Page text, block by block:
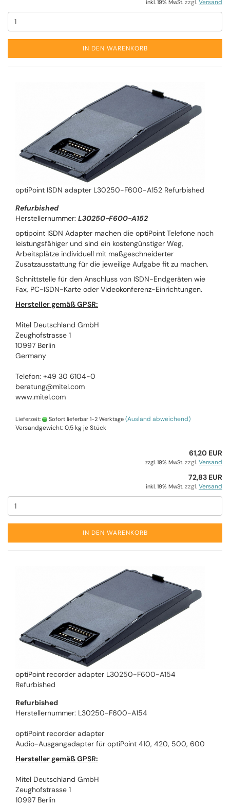
inkl. 19% MwSt. zzgl.Versand
IN DEN WARENKORB
optiPoint ISDN adapter L30250-F600-A152 Refurbished
Refurbished
Herstellernummer: L30250-F600-A152
optipoint ISDN Adapter machen die optiPoint Telefone noch
leistungsfähiger und sind ein kostengünstiger Weg,
Arbeitsplätze individuell mit maßgeschneiderter
Zusatzausstattung für die jeweilige Aufgabe fit zu machen.
Schnittstelle für den Anschluss von ISDN-Endgeräten wie
Fax, PC-ISDN-Karte oder Videokonferenz-Einrichtungen.
Hersteller gemäß GPSR:
Mitel Deutschland GmbH
Zeughofstrasse 1
10997 Berlin
Germany
Telefon: +49 30 6104-0
beratung@mitel.com
www.mitel.com
Lieferzeit: Sofort lieferbar 1-2 Werktage (Ausland abweichend)
Versandgewicht:0,5kg je Stück
61,20 EUR
zzgl. 19% MwSt. zzgl.Versand
72,83 EUR
inkl. 19% MwSt. zzgl.Versand
IN DEN WARENKORB
optiPoint recorder adapter L30250-F600-A154
Refurbished
Refurbished
Herstellernummer: L30250-F600-A154
optiPoint recorder adapter
Audio-Ausgangadapter für optiPoint 410, 420, 500, 600
Hersteller gemäß GPSR:
Mitel Deutschland GmbH
Zeughofstrasse 1
10997 Berlin